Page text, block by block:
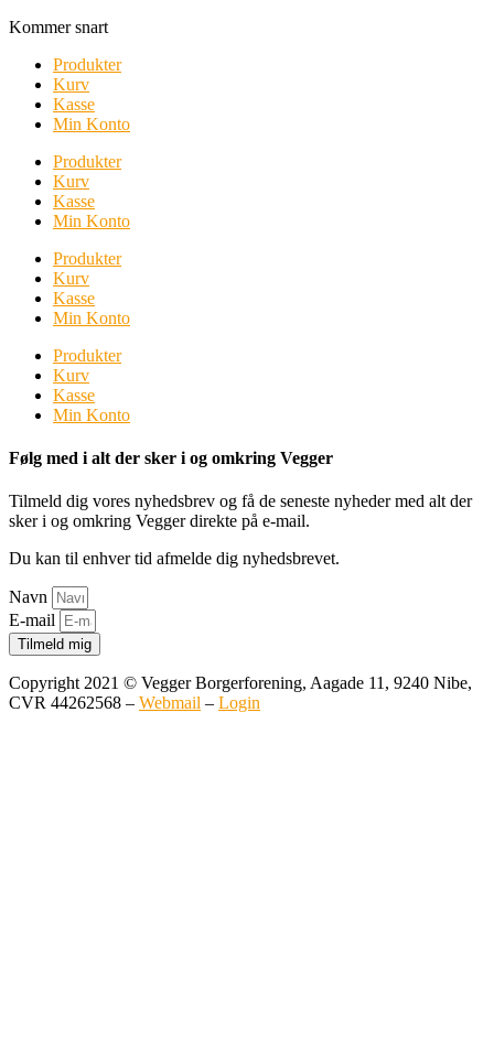
Kommer snart
Produkter
Kurv
Kasse
Min Konto
Produkter
Kurv
Kasse
Min Konto
Produkter
Kurv
Kasse
Min Konto
Produkter
Kurv
Kasse
Min Konto
Følg med i alt der sker i og omkring Vegger
Tilmeld dig vores nyhedsbrev og få de seneste nyheder med alt der
sker i og omkring Vegger direkte på e-mail.
Du kan til enhver tid afmelde dig nyhedsbrevet.
Navn
E-mail
Tilmeld mig
Copyright 2021 © Vegger Borgerforening, Aagade 11, 9240 Nibe,
CVR 44262568 – Webmail – Login